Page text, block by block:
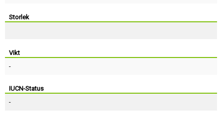
Storlek
Vikt
-
IUCN-Status
-